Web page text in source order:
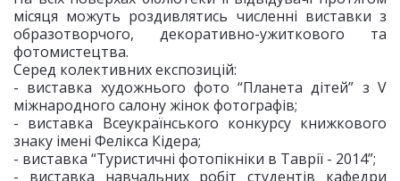
місяця можуть роздивлятись численні виставки з
образотворчого, декоративно-ужиткового та
фотомистецтва.
Серед колективних експозицій:
- виставка художнього фото “Планета дітей” з V
міжнародного салону жінок фотографів;
- виставка Всеукраїнського конкурсу книжкового
знаку імені Фелікса Кідера;
- виставка “Туристичні фотопікніки в Таврії - 2014”;
- виставка навчальних робіт студентів кафедри